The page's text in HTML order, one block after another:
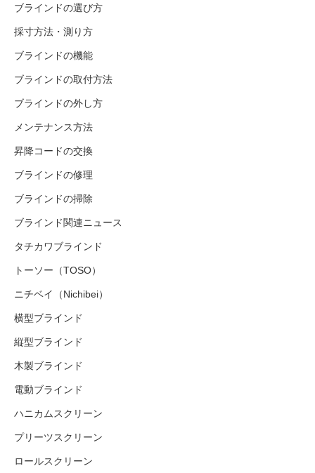
ブラインドの選び方
採寸方法・測り方
ブラインドの機能
ブラインドの取付方法
ブラインドの外し方
メンテナンス方法
昇降コードの交換
ブラインドの修理
ブラインドの掃除
ブラインド関連ニュース
タチカワブラインド
トーソー（TOSO）
ニチベイ（Nichibei）
横型ブラインド
縦型ブラインド
木製ブラインド
電動ブラインド
ハニカムスクリーン
プリーツスクリーン
ロールスクリーン